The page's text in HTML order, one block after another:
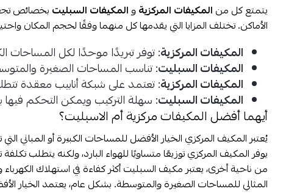
يتمتع كل من المكيفات المركزيةوالمكيفات السبليت بخصائص
الأماكن. تختلف المزايا التي يقدمها كل منهما وفقًا لحجم المكان
المكيفات المركزية: توفر تبريدًا موحدًا لكل المساحات
المكيفات السبليت: تناسب المساحات الصغيرة
المكيفات المركزية: تعتمد على شبكة أنابيب معقدة
المكيفات السبليت: سهلة التركيب ويمكن التحكم
أيهما أفضل المكيفات مركزية أم الاسبليت؟
يُعتبر المكيف المركزي الخيار الأفضل للمساحات الكبيرة أو المباني
يوفر المكيف المركزي توزيعًا متساويًا للهواء البارد، ولكنه يتطلب
من ناحية أخرى، يعتبر مكيف السبليت أكثر كفاءة في استهلاك الكهرباء
المثالي للمساحات الصغيرة والمتوسطة. بشكل عام، يعتمد الخيار